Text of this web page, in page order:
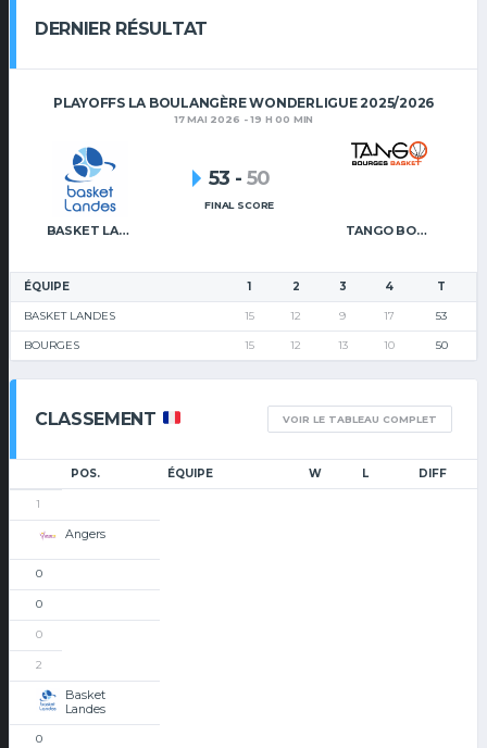
DERNIER RÉSULTAT
PLAYOFFS LA BOULANGÈRE WONDERLIGUE 2025/2026
17 MAI 2026 - 19 H 00 MIN
BASKET LANDES TANGO BOURGES BASKET
53 - 50
FINAL SCORE
ÉQUIPE 1 2 3 4 T
BASKET LANDES 15 12 9 17 53
BOURGES 15 12 13 10 50
CLASSEMENT VOIR LE TABLEAU COMPLET
POS. ÉQUIPE W L DIFF
1
Angers
0
0
0
2
Basket
Landes
0